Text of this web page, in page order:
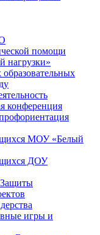
помощи
нагрузки»
конференция
МОУ «Белый
ДОУ
игры и